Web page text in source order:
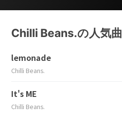
Chilli Beans.の人気曲
lemonade
Chilli Beans.
It's ME
Chilli Beans.